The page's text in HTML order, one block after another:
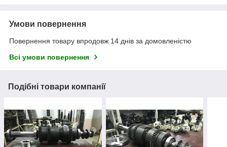
Умови повернення
Повернення товару впродовж 14 днів за домовленістю
Всі умови повернення
Подібні товари компанії